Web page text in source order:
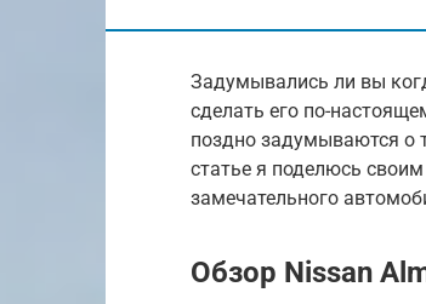
Задумывались ли вы
сделать его по-
поздно задумываются о
статье я поделюсь
замечательного
Обзор Nissan